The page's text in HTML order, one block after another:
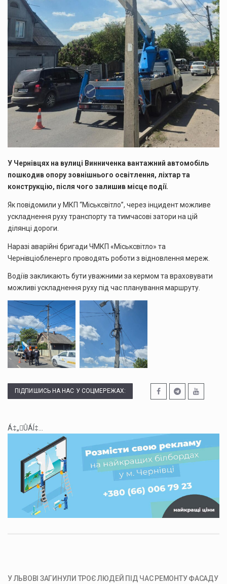
У Чернівцях на вулиці Винниченка вантажний автомобіль
пошкодив опору зовнішнього освітлення, ліхтар та
конструкцію, після чого залишив місце події.
Як повідомили у МКП “Міськсвітло”, через інцидент можливе
ускладнення руху транспорту та тимчасові затори на цій
ділянці дороги.
Наразі аварійні бригади ЧМКП «Міськсвітло» та
Чернівціобленерго проводять роботи з відновлення мереж.
Водіїв закликають бути уважними за кермом та враховувати
можливі ускладнення руху під час планування маршруту.
ПІДПИШИСЬ НА НАС У СОЦМЕРЕЖАХ:
Á‡„ÛÁÍ‡...
У ЛЬВОВІ ЗАГИНУЛИ ТРОЄ ЛЮДЕЙ ПІД ЧАС РЕМОНТУ ФАСАДУ